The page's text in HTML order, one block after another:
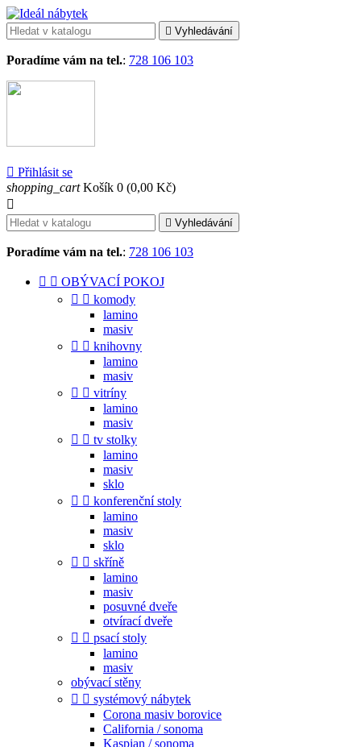
 Vyhledávání
Poradíme vám na tel.: 728 106 103
 Přihlásit se
shopping_cart Košík 0 (0,00 Kč)

 Vyhledávání
Poradíme vám na tel.: 728 106 103
  OBÝVACÍ POKOJ
  komody
lamino
masiv
  knihovny
lamino
masiv
  vitríny
lamino
masiv
  tv stolky
lamino
masiv
sklo
  konferenční stoly
lamino
masiv
sklo
  skříně
lamino
masiv
posuvné dveře
otvírací dveře
  psací stoly
lamino
masiv
obývací stěny
  systémový nábytek
Corona masiv borovice
California / sonoma
Kaspian / sonoma